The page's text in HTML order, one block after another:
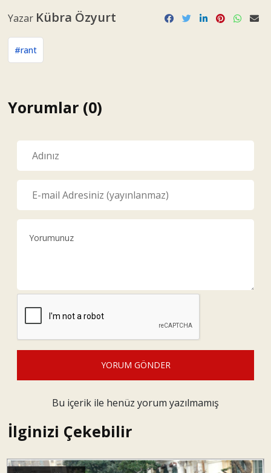
Yorumlar (0)
Bu içerik ile henüz yorum yazılmamış
İlginizi Çekebilir